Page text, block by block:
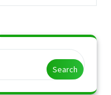
Search